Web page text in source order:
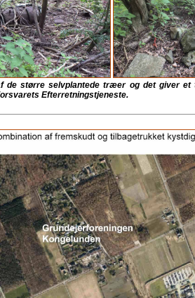
de større selvplantede træer og det giver et
Efterretningstjeneste.